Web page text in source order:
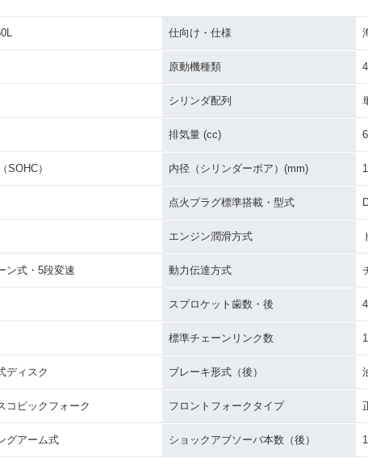
仕向け・仕様
原動機種類
シリンダ配列
排気量 (cc)
SOHC） 内径（シリンダーボア）(mm)
点火プラグ標準搭載・型式
エンジン潤滑方式
ン式・5段変速 動力伝達方式
スプロケット歯数・後
標準チェーンリンク数
ディスク ブレーキ形式（後）
コピックフォーク フロントフォークタイプ
グアーム式 ショックアブソーバ本数（後） 1